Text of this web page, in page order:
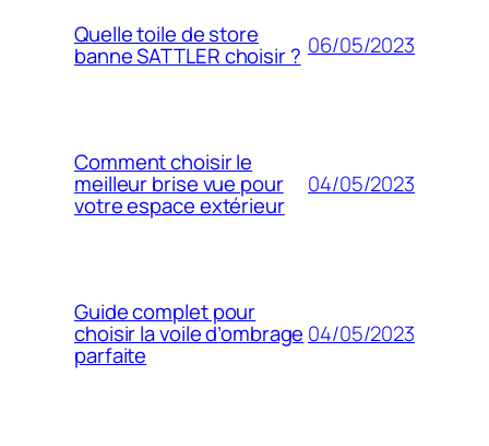
Quelle toile de store
banne SATTLER choisir ? 06/05/2023
Comment choisir le
meilleur brise vue pour
votre espace extérieur
04/05/2023
Guide complet pour
choisir la voile d’ombrage
parfaite
04/05/2023